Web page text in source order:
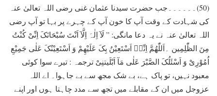
(50)۔۔۔۔۔۔جب حضرت سيدنا عثمان غنی رضی اللہ تعالیٰ عنہ
کی شہادت کے وقت آپ کا خون آپ کے چہرے پر بہا تو آپ رضی
اللہ تعالیٰ عنہ نے يہ دعا مانگی: ” لَآ اِلٰہَ اِلَّآ اَنْتَ سُبْحَانَکَ اِنِّیْ کُنْتُ
مِنَ الظّٰلِمِين ۔اَللّٰھُمَّ اِنِّیۤ اَسْتَعِيْنُ بِکَ عَلَيْھِمْ وَ اَسْتَعِيْنُکَ عَلٰی جَمِيْعِ
اُمُوْرِیْ وَ اَسْئَلُکَ الصَّبْرَ عَلٰی مَآ اَبْلَيتنِیْ ترجمہ : تيرے سوا کوئی
معبود نہيں، تو پاک ہے، بے شک مجھ سے بے جاہوا۔ اے اللہ
عزوجل ميں ان کے مقابلے ميں تجھ سے مدد چاہتا ہوں اور اپنے